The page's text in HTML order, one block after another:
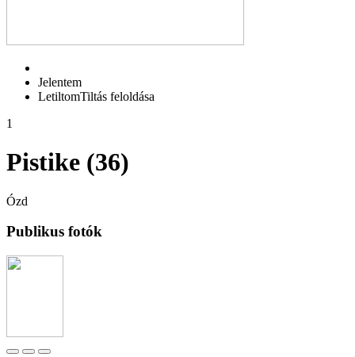
Jelentem
LetiltomTiltás feloldása
1
Pistike (36)
Ózd
Publikus fotók